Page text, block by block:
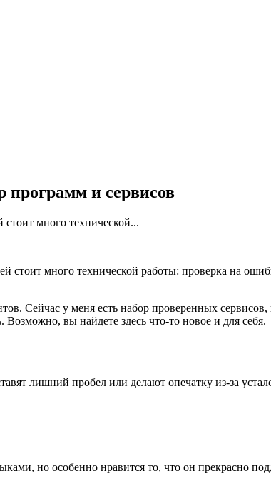
программ и сервисов
много технической...
много технической работы: проверка на
Сейчас у меня есть набор проверенных
вы найдете здесь что-то новое и для себя.
лишний пробел или делают опечатку из-за
но особенно нравится то, что он прекрасно